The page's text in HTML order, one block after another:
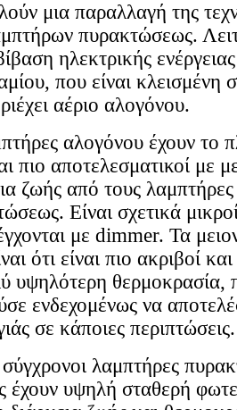
μια παραλλαγή της
πυρακτώσεως.
ηλεκτρικής
που είναι κλεισμένη
αέριο αλογόνου.
αλογόνου έχουν το
πιο αποτελεσματικοί με
ζωής από τους λαμπτήρες
Είναι σχετικά
με dimmer. Τα
ότι είναι πιο ακριβοί
υψηλότερη θερμοκρασία,
ενδεχομένως να
σε κάποιες περιπτώσεις.
λαμπτήρες
έχουν υψηλή σταθερή